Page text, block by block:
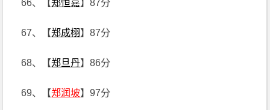
66、【郑恒嘉】87分
67、【郑成栩】87分
68、【郑旦丹】86分
69、【郑润坡】97分